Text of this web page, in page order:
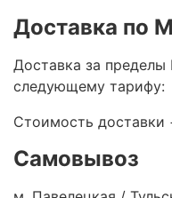
Доставка по
Доставка за
следующему тарифу:
Стоимость доставки
Самовывоз